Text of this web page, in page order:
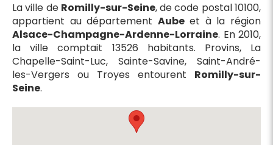
La ville de Romilly-sur-Seine, de code postal 10100,
appartient au département Aubeet à la région
Alsace-Champagne-Ardenne-Lorraine. En 2010,
la ville comptait 13526 habitants. Provins, La
Chapelle-Saint-Luc, Sainte-Savine, Saint-André-
les-Vergers ou Troyes entourent Romilly-sur-
Seine.